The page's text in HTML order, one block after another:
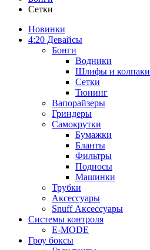
Сетки
Новинки
4:20 Девайсы
Бонги
Водники
Шлифы и колпаки
Сетки
Тюнинг
Вапорайзеры
Гриндеры
Самокрутки
Бумажки
Бланты
Фильтры
Подносы
Машинки
Трубки
Аксессуары
Snuff Аксессуары
Системы контроля
E-MODE
Гроу боксы